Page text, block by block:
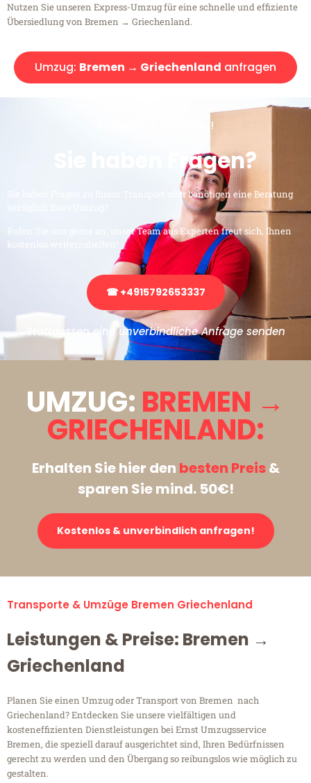
Nutzen Sie unseren Express-Umzug für eine schnelle und effiziente
Übersiedlung von Bremen → Griechenland.
Umzug: Bremen → Griechenland anfragen
Kostenlose Beratung!
Sie haben Fragen?
Sie haben Fragen zu Ihrem Transport oder benötigen eine Beratung
Rufen Sie uns gerne an, unser Team aus Experten freut sich, Ihnen
kostenlos weiterzuhelfen!
☎ +4915792653337
Stattdessen eine unverbindliche Anfrage senden
UMZUG: BREMEN →
GRIECHENLAND:
Erhalten Sie hier den besten Preis&
sparen Sie mind. 50€!
Kostenlos & unverbindlich anfragen!
Transporte & Umzüge Bremen Griechenland
Leistungen & Preise: Bremen →
Griechenland
Planen Sie einen Umzug oder Transport von Bremen nach
Griechenland? Entdecken Sie unsere vielfältigen und
kosteneffizienten Dienstleistungen bei Ernst Umzugsservice
Bremen, die speziell darauf ausgerichtet sind, Ihren Bedürfnissen
gerecht zu werden und den Übergang so reibungslos wie möglich zu
gestalten.